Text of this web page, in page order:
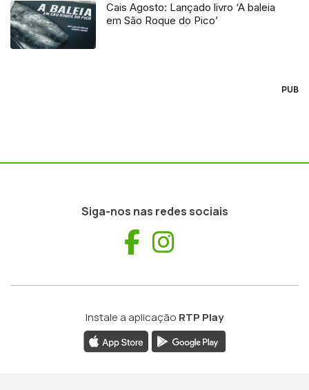
Cais Agosto: Lançado livro ‘A baleia
em São Roque do Pico’
PUB
Siga-nos nas redes sociais
Facebook
Instale a aplicação RTP Play